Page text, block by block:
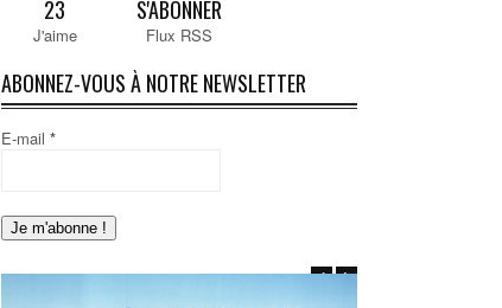
23
J'aime
S'ABONNER
Flux RSS
ABONNEZ-VOUS À NOTRE NEWSLETTER
E-mail *